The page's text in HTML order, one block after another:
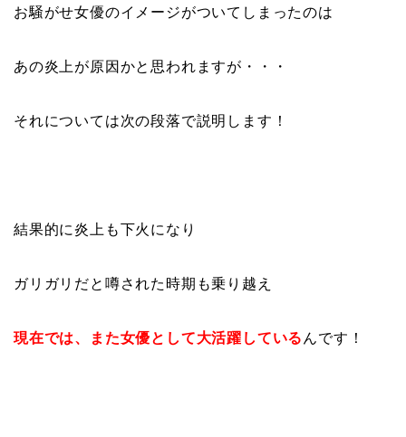
お騒がせ女優のイメージがついてしまったのは
あの炎上が原因かと思われますが・・・
それについては次の段落で説明します！
結果的に炎上も下火になり
ガリガリだと噂された時期も乗り越え
現在では、また女優として大活躍している んです！